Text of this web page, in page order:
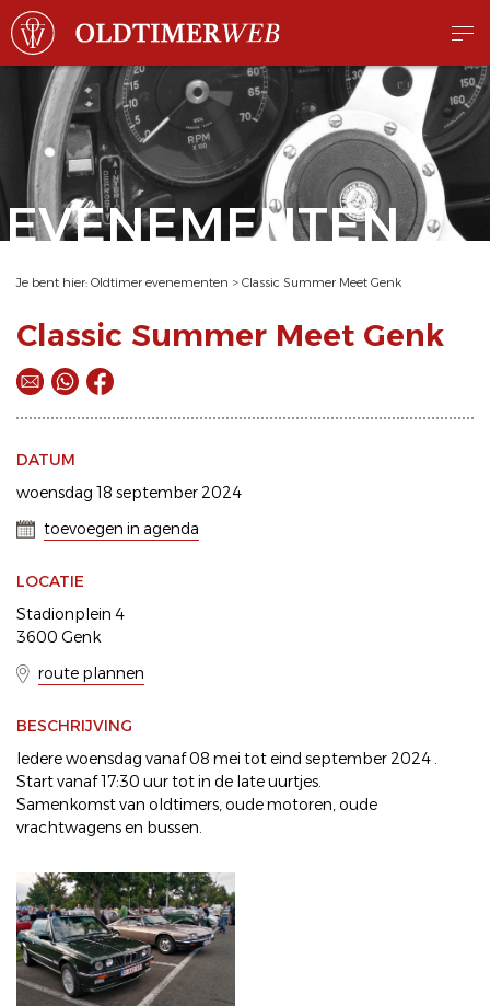
EVENEMENTEN
Je bent hier: Oldtimer evenementen > Classic Summer Meet Genk
Classic Summer Meet Genk
DATUM
woensdag 18 september 2024
toevoegen in agenda
LOCATIE
Stadionplein 4
3600 Genk
route plannen
BESCHRIJVING
Iedere woensdag vanaf 08 mei tot eind september 2024 .
Start vanaf 17:30 uur tot in de late uurtjes.
Samenkomst van oldtimers, oude motoren, oude
vrachtwagens en bussen.